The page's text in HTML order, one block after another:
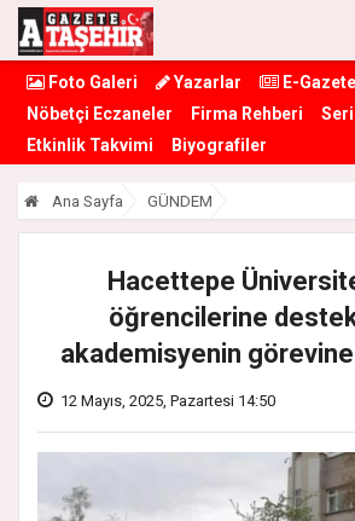
Foto Galeri Yazarlar E-Gazete
Nöbetçi Eczaneler
Firma Rehberi
Etkinlik Takvimi
Biyografiler
Ana Sayfa GÜNDEM
Hacettepe
öğrencilerine
akademisyenin
12 Mayıs, 2025, Pazartesi 14:50